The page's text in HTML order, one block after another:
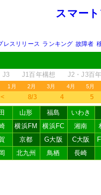
スマー
レスリリース ランキング 故障者
J3 J1百年構想 J2・J3百
1月 2月 3月 4月 5月
＜ 8/3 4 5
山形 福島
いわき
横浜FM 横浜FC 湘南
京都 G大阪 C大阪
北九州 鳥栖 長崎